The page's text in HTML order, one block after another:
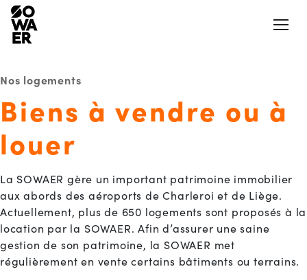
Ouvrir
Actualités
Presse
Aéroports et aérodromes
Notre Appli
LinkedIn
Aides et mesures
Nos logements
La SOWAER
Nos logements
Biens à vendre ou à
louer
La SOWAER gère un important patrimoine immobilier
aux abords des aéroports de Charleroi et de Liège.
Actuellement, plus de 650 logements sont proposés à la
location par la SOWAER. Afin d’assurer une saine
gestion de son patrimoine, la SOWAER met
régulièrement en vente certains bâtiments ou terrains.